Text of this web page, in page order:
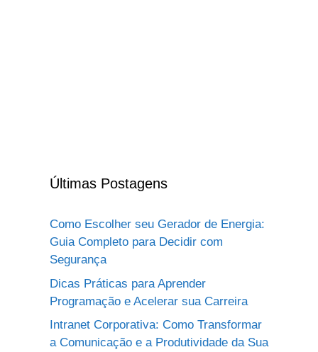
Últimas Postagens
Como Escolher seu Gerador de Energia:
Guia Completo para Decidir com
Segurança
Dicas Práticas para Aprender
Programação e Acelerar sua Carreira
Intranet Corporativa: Como Transformar
a Comunicação e a Produtividade da Sua